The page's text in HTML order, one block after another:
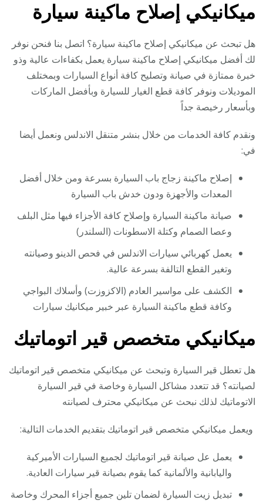
ميكانيكي إصلاح ماكينة سيارة
هل تبحث عن ميكانيكي إصلاح ماكينة سيارة؟ اتصل بنا فنحن نوفر
لك أفضل ميكانيكي إصلاح ماكينة سيارة يعمل بكفاءات عالية وذو
خبرة ممتازة في صيانة وتصليح كافة أنواع السيارات وبمختلف
الموديلات ونوفر كافة قطع الغيار للسيارة وبأفضل الماركات
وبأسعار رخيصة جداً
ونقدم كافة الخدمات من خلال بنشر متنقل الاندلس ونعمل أيضا
في:
إصلاح ماكينة زجاج باب السيارة بسرعة ومن خلال أفضل
المعدات والأجهزة ودون خدش باب السيارة
صيانة ماكينة السيارة وإصلاح كافة الأجزاء فيها مثل البلف
وعصا الصمام وكتلة الاسطونات (السلندر)
يعمل كهربائي سيارات الاندلس في فحص الدينو وصيانته
وتغير القطع التالفة بسرعة عالية.
الكشف على مواسير العادم (الاكزوزت) وأسلاك البواجي
وكافة قطع ماكينة السيارة عبر خبير ميكانيك سيارات
ميكانيكي متخصص قير اتوماتيك
هل تعطل قير السيارة وتبحث عن ميكانيكي متخصص قير اتوماتيك
لصيانته؟ قد تتعدد مشاكل السيارة وخاصة في قير السيارة
الاتوماتيك لذلك نبحث عن ميكانيكي محترف لصيانته
ويعمل ميكانيكي متخصص قير اتوماتيك بتقديم الخدمات التالية:
يعمل عل صيانة قير اتوماتيك لجميع السيارات الأميركية
واليابانية والألمانية كما يقوم بصيانة قير سيارات العادية.
تبديل زيت السيارة لضمان تلين جميع أجزاء المحرك وخاصة